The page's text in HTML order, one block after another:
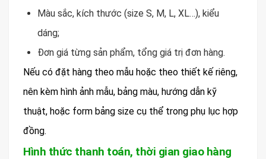
Màu sắc, kích thước (size S, M, L, XL…), kiểu
dáng;
Đơn giá từng sản phẩm, tổng giá trị đơn hàng.
Nếu có đặt hàng theo mẫu hoặc theo thiết kế riêng,
nên kèm hình ảnh mẫu, bảng màu, hướng dẫn kỹ
thuật, hoặc form bảng size cụ thể trong phụ lục hợp
đồng.
Hình thức thanh toán, thời gian giao hàng